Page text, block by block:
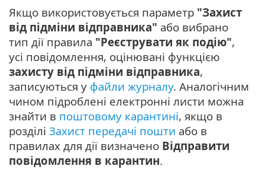
Якщо використовується параметр "Захист
від підміни відправника" або вибрано
тип дії правила "Реєструвати як подію",
усі повідомлення, оцінювані функцією
захисту від підміни відправника,
записуються у файли журналу. Аналогічним
чином підроблені електронні листи можна
знайти в поштовому карантині, якщо в
розділі Захист передачі пошти або в
правилах для дії визначено Відправити
повідомлення в карантин.